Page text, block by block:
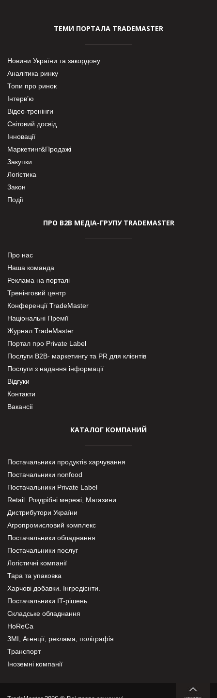
ТЕМИ ПОРТАЛА TRADEMASTER
Новини України та закордону
Аналітика ринку
Топи про ринок
Інтерв’ю
Відео-тренінги
Світовий досвід
Інновації
Маркетинг&Продажі
Закупки
Логістика
Закон
Події
ПРО В2В МЕДІА-ГРУПУ TRADEMASTER
Про нас
Наша команда
Реклама на порталі
Тренінговий центр
Конференції TradeMaster
Національні Премії
Журнал TradeMaster
Портал про Private Label
Послуги В2В- маркетингу та PR для клієнтів
Послуги з надання інформації
Відгуки
Контакти
Вакансії
КАТАЛОГ КОМПАНИЙ
Постачальники продуктів харчування
Постачальники nonfood
Постачальники Private Label
Retail. Роздрібні мережі, Магазини
Дистрибутори України
Агропромисловий комплекс
Постачальники обладнання
Постачальники послуг
Логістичні компанії
Тара та упаковка
Харчові добавки. Інгредієнти.
Постачальники IT-рішень
Складське обладнання
HoReCa
ЗМІ, Агенції, реклама, поліграфія
Транспорт
Іноземні компанії